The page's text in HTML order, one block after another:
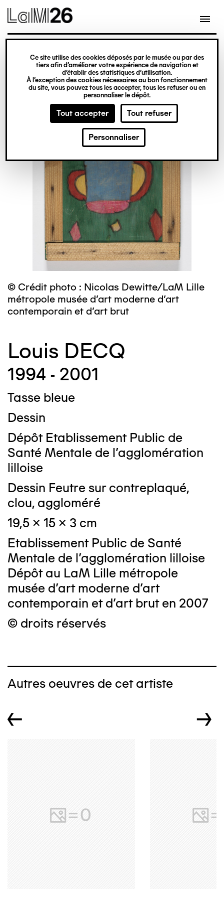
Gestion des cookies
Ce site utilise des cookies déposés par le musée ou par des
tiers afin d’améliorer votre expérience de navigation et
d’établir des statistiques d’utilisation.
À l’exception des cookies nécessaires au bon fonctionnement
du site, vous pouvez tous les accepter, tous les refuser ou en
personnaliser le dépôt.
Tout accepter Tout refuser
Personnaliser
contenu
© Crédit photo : Nicolas Dewitte/LaM Lille
métropole musée d’art moderne d’art
contemporain et d’art brut
Louis DECQ
1994 - 2001
Tasse bleue
Dessin
Dépôt Etablissement Public de
Santé Mentale de l'agglomération
lilloise
Dessin Feutre sur contreplaqué,
clou, aggloméré
19,5 x 15 x 3 cm
Etablissement Public de Santé
Mentale de l'agglomération lilloise
Dépôt au LaM Lille métropole
musée d’art moderne d’art
contemporain et d’art brut en 2007
© droits réservés
Autres oeuvres de cet artiste
← →